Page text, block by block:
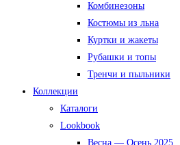
Комбинезоны
Костюмы из льна
Куртки и жакеты
Рубашки и топы
Тренчи и пыльники
Коллекции
Каталоги
Lookbook
Весна — Осень 2025